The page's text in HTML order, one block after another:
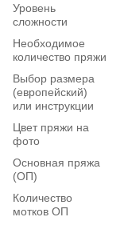
Уровень
сложности
Необходимое
количество пряжи
Выбор размера
(европейский)
или инструкции
Цвет пряжи на
фото
Основная пряжа
(ОП)
Количество
мотков ОП